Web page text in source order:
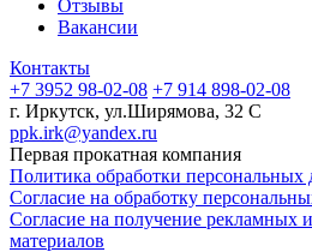
Отзывы
Вакансии
Контакты
+7 3952 98-02-08 +7 914 898-02-08
г. Иркутск, ул.Ширямова, 32 С
ppk.irk@yandex.ru
Первая прокатная компания
Политика обработки персональных
Согласие на обработку
Согласие на получение
материалов